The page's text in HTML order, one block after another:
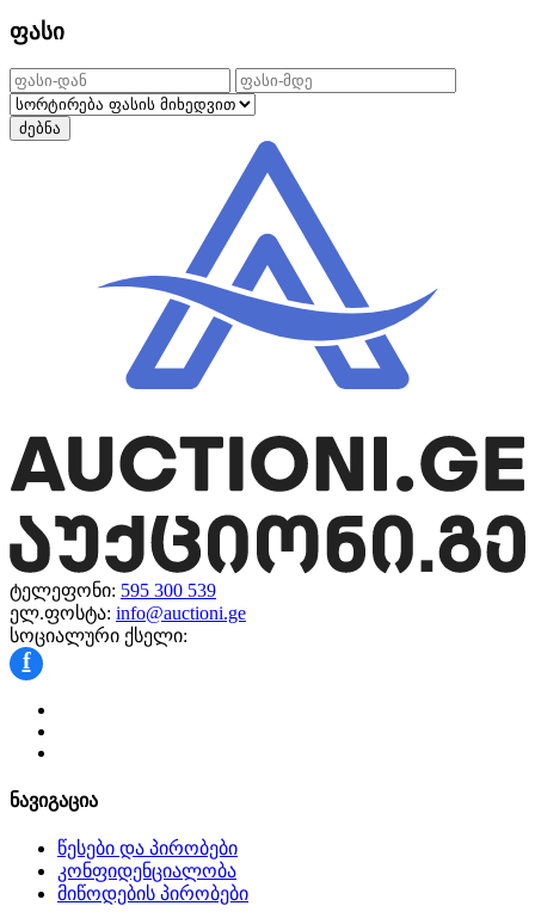
ფასი
ძებნა
ტელეფონი: 595 300 539
ელ.ფოსტა: info@auctioni.ge
სოციალური ქსელი:
f
ნავიგაცია
წესები და პირობები
კონფიდენციალობა
მიწოდების პირობები